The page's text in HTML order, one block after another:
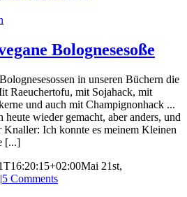
Bolognesesoße
in unseren Büchern die
Raeuchertofu, mit Sojahack, mit
und auch mit Champignonhack ...
heute wieder gemacht, aber anders, und
Knaller: Ich konnte es meinem Kleinen
[...]
Mai 21st,
|5 Comments